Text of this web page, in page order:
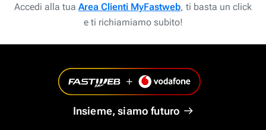
Accedi alla tua Area Clienti MyFastweb, ti basta un click
e ti richiamiamo subito!
Insieme, siamo futuro